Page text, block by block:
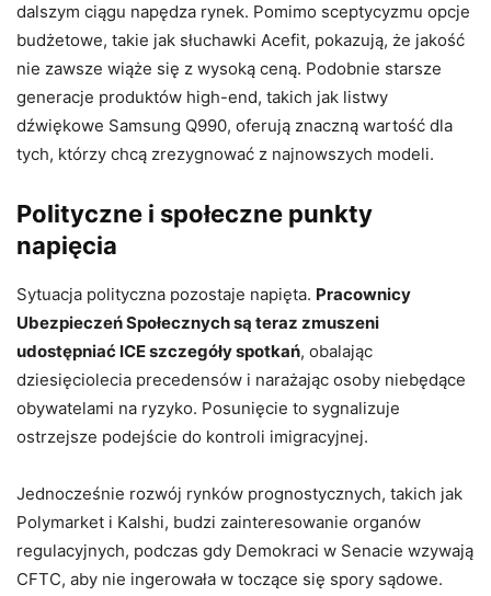
dalszym ciągu napędza rynek. Pomimo sceptycyzmu opcje
budżetowe, takie jak słuchawki Acefit, pokazują, że jakość
nie zawsze wiąże się z wysoką ceną. Podobnie starsze
generacje produktów high-end, takich jak listwy
dźwiękowe Samsung Q990, oferują znaczną wartość dla
tych, którzy chcą zrezygnować z najnowszych modeli.
Polityczne i społeczne punkty
napięcia
Sytuacja polityczna pozostaje napięta. Pracownicy
Ubezpieczeń Społecznych są teraz zmuszeni
udostępniać ICE szczegóły spotkań, obalając
dziesięciolecia precedensów i narażając osoby niebędące
obywatelami na ryzyko. Posunięcie to sygnalizuje
ostrzejsze podejście do kontroli imigracyjnej.
Jednocześnie rozwój rynków prognostycznych, takich jak
Polymarket i Kalshi, budzi zainteresowanie organów
regulacyjnych, podczas gdy Demokraci w Senacie wzywają
CFTC, aby nie ingerowała w toczące się spory sądowe.